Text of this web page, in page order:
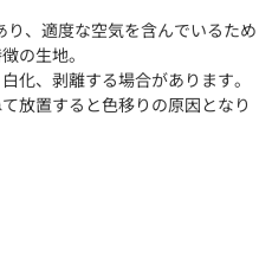
、適度な空気を含んでいるため
の生地。
化、剥離する場合があります。
放置すると色移りの原因となり